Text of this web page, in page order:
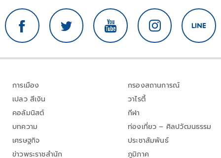
การเมือง
เปลว สีเงิน
คอลัมนิสต์
บทความ
เศรษฐกิจ
ข่าวพระราชสำนัก
กรองสถานการณ์
วาไรตี้
กีฬา
ท่องเที่ยว – ศิลปวัฒนธรรม
ประชาสัมพันธ์
ภูมิภาค